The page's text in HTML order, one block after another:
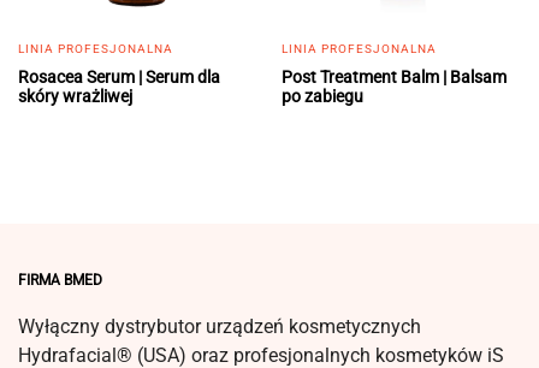
LINIA PROFESJONALNA
Rosacea Serum | Serum dla
skóry wrażliwej
LINIA PROFESJONALNA
Post Treatment Balm | Balsam
po zabiegu
FIRMA BMED
Wyłączny dystrybutor urządzeń kosmetycznych
Hydrafacial® (USA) oraz profesjonalnych kosmetyków iS